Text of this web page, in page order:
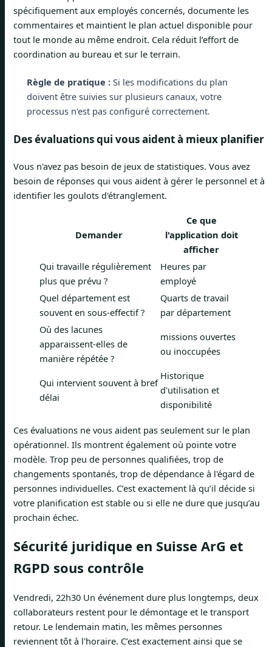
spécifiquement aux employés concernés, documente les
commentaires et maintient le plan actuel disponible pour
tout le monde au même endroit. Cela réduit l’effort de
coordination au bureau et sur le terrain.
Règle de pratique :Si les modifications du plan
doivent être suivies sur plusieurs canaux, votre
processus n'est pas configuré correctement.
Des évaluations qui vous aident à mieux planifier
Vous n'avez pas besoin de jeux de statistiques. Vous avez
besoin de réponses qui vous aident à gérer le personnel et à
identifier les goulots d'étranglement.
Demander
Ce que
l'application doit
afficher
Qui travaille régulièrement
plus que prévu ?
Heures par
employé
Quel département est
souvent en sous-effectif ?
Quarts de travail
par département
Où des lacunes
apparaissent-elles de
manière répétée ?
missions ouvertes
ou inoccupées
Qui intervient souvent à bref
délai
Historique
d'utilisation et
disponibilité
Ces évaluations ne vous aident pas seulement sur le plan
opérationnel. Ils montrent également où pointe votre
modèle. Trop peu de personnes qualifiées, trop de
changements spontanés, trop de dépendance à l'égard de
personnes individuelles. C’est exactement là qu’il décide si
votre planification est stable ou si elle ne dure que jusqu’au
prochain échec.
Sécurité juridique en Suisse ArG et
RGPD sous contrôle
Vendredi, 22h30 Un événement dure plus longtemps, deux
collaborateurs restent pour le démontage et le transport
retour. Le lendemain matin, les mêmes personnes
reviennent tôt à l'horaire. C’est exactement ainsi que se